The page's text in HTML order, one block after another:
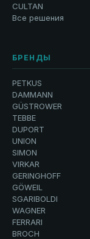
CULTAN
Все решения
БРЕНДЫ
PETKUS
DAMMANN
GÜSTROWER
TEBBE
DUPORT
UNION
SIMON
VIRKAR
GERINGHOFF
GÖWEIL
SGARIBOLDI
WAGNER
FERRARI
BROCH